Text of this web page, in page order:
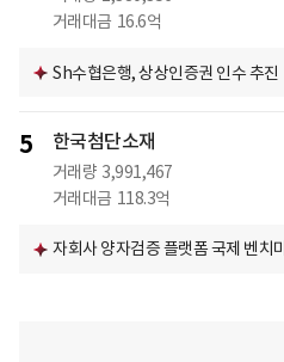
거래대금 16.6억
Sh수협은행, 상상인증권 인수 추진
5 한국첨단소재
거래량 3,991,467
거래대금 118.3억
자회사 양자검증 플랫폼 국제 벤치